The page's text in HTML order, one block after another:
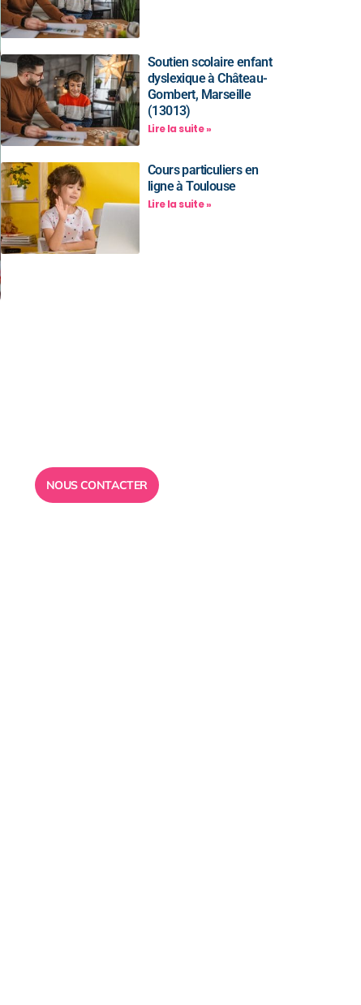
Soutien scolaire enfant
dyslexique à Château-
Gombert, Marseille
(13013)
Lire la suite »
Cours particuliers en
ligne à Toulouse
Lire la suite »
NOUS CONTACTER